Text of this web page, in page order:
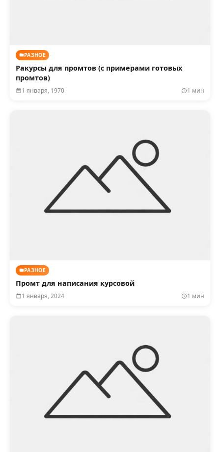
РАЗНОЕ
Ракурсы для промтов (с примерами готовых
промтов)
1 января, 1970 1 мин
РАЗНОЕ
Промт для написания курсовой
1 января, 2024 1 мин